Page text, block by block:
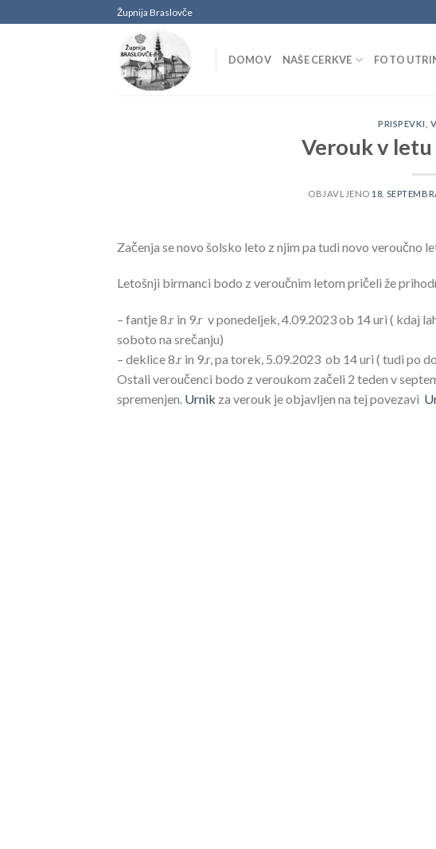
na
Župnija Braslovče
DOMOV NAŠE CERKVE FOTO
PRISPEVKI ,
Verouk v
OBJAVLJENO 18.
Začenja se novo šolsko leto z njim pa tudi novo veroučno
Letošnji birmanci bodo z veroučnim letom pričeli že
– fantje 8.r in 9.r v ponedeljek, 4.09.2023 ob 14 uri ( kdaj
soboto na srečanju)
– deklice 8.r in 9.r, pa torek, 5.09.2023 ob 14 uri ( tudi po
Ostali veroučenci bodo z veroukom začeli 2 teden v
spremenjen. Urnik za verouk je objavljen na tej povezavi